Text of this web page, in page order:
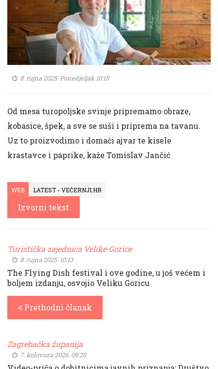
8. rujna 2025. Ponedjeljak 10:15
Od mesa turopoljske svinje pripremamo obraze,
kobasice, špek, a sve se suši i priprema na tavanu.
Uz to proizvodimo i domaći ajvar te kisele
krastavce i paprike, kaže Tomislav Jančić
WEB LATEST - VEČERNJI.HR
Izvorni tekst
Turistička zajednica Velike Gorice
8. rujna 2025. 10:13
The Flying Dish festival i ove godine, u još većem i
boljem izdanju, osvojio Veliku Goricu
Prethodni članak
Zagrebačka županija
7. kolovoza 2026. 09:20